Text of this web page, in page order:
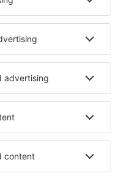
Cazare în Dilijan
Cazare în Caltignaga